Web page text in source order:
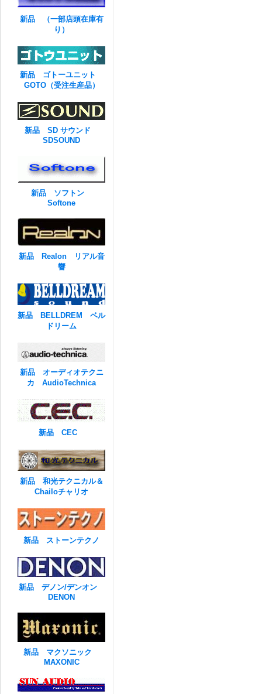
新品 （一部店頭在庫有
り）
新品 ゴトーユニット
GOTO（受注生産品）
新品 SD サウンド
SDSOUND
新品 ソフトン
Softone
新品 Realon リアル音
響
新品 BELLDREM ベル
ドリーム
新品 オーディオテクニ
カ AudioTechnica
新品 CEC
新品 和光テクニカル＆
Chailoチャリオ
新品 ストーンテクノ
新品 デノン/デンオン
DENON
新品 マクソニック
MAXONIC